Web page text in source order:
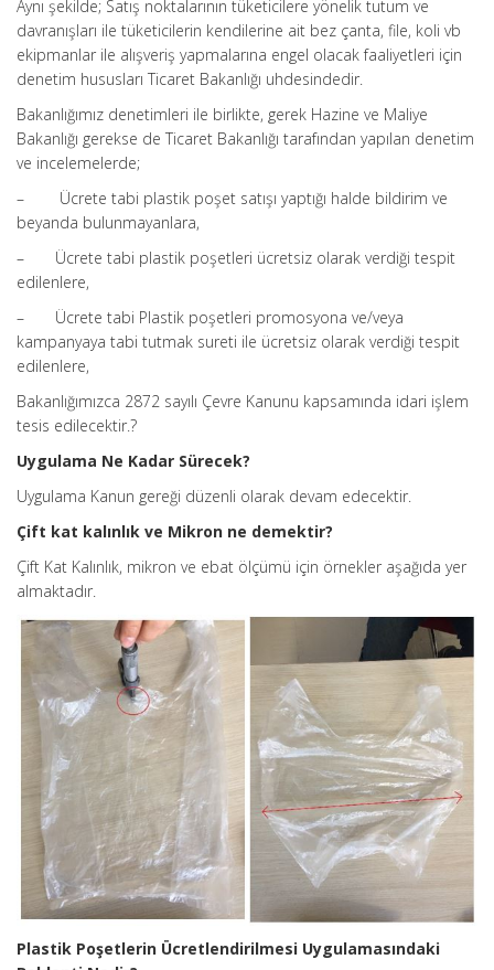
Aynı şekilde; Satış noktalarının tüketicilere yönelik tutum ve
davranışları ile tüketicilerin kendilerine ait bez çanta, file, koli vb
ekipmanlar ile alışveriş yapmalarına engel olacak faaliyetleri için
denetim hususları Ticaret Bakanlığı uhdesindedir.
Bakanlığımız denetimleri ile birlikte, gerek Hazine ve Maliye
Bakanlığı gerekse de Ticaret Bakanlığı tarafından yapılan denetim
ve incelemelerde;
– Ücrete tabi plastik poşet satışı yaptığı halde bildirim ve
beyanda bulunmayanlara,
– Ücrete tabi plastik poşetleri ücretsiz olarak verdiği tespit
edilenlere,
– Ücrete tabi Plastik poşetleri promosyona ve/veya
kampanyaya tabi tutmak sureti ile ücretsiz olarak verdiği tespit
edilenlere,
Bakanlığımızca 2872 sayılı Çevre Kanunu kapsamında idari işlem
tesis edilecektir.?
Uygulama Ne Kadar Sürecek?
Uygulama Kanun gereği düzenli olarak devam edecektir.
Çift kat kalınlık ve Mikron ne demektir?
Çift Kat Kalınlık, mikron ve ebat ölçümü için örnekler aşağıda yer
almaktadır.
Plastik Poşetlerin Ücretlendirilmesi Uygulamasındaki